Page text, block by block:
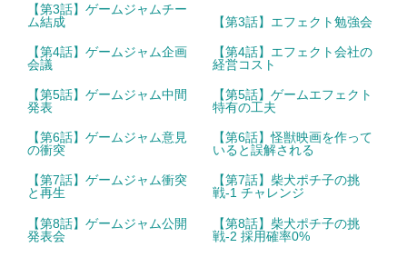
【第3話】ゲームジャムチー
ム結成
【第4話】ゲームジャム企画
会議
【第5話】ゲームジャム中間
発表
【第6話】ゲームジャム意見
の衝突
【第7話】ゲームジャム衝突
と再生
【第8話】ゲームジャム公開
発表会
【第3話】エフェクト勉強会
【第4話】エフェクト会社の
経営コスト
【第5話】ゲームエフェクト
特有の工夫
【第6話】怪獣映画を作って
いると誤解される
【第7話】柴犬ポチ子の挑
戦-1 チャレンジ
【第8話】柴犬ポチ子の挑
戦-2 採用確率0%